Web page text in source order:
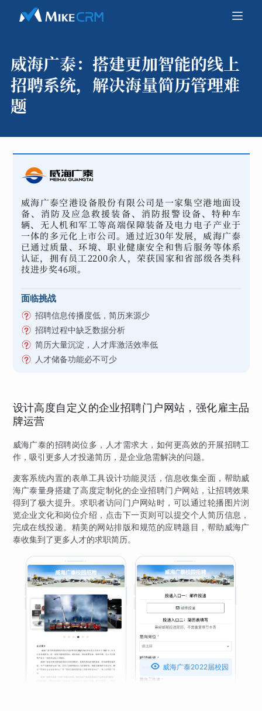
威海广泰： 搭建更加智能的线上
招聘系统，解决海量简历管理难
题
威海广泰空港设备股份有限公司是一家集空港地面设
备、消防及应急救援装备、消防报警设备、特种车
辆、无人机和军工等高端保障装备及电力电子产业于
一体的多元化上市公司。通过近30年发展，威海广泰
已通过质量、环境、职业健康安全和售后服务等体系
认证，拥有员工2200余人，荣获国家和省部级各类科
技进步奖46项。
面临挑战
招聘信息传播度低，简历来源少
招聘过程中缺乏数据分析
简历大量沉淀，人才库激活效率低
人才储备功能必不可少
设计高度自定义的企业招聘门户网站，强化雇主品
牌运营
威海广泰的招聘岗位多，人才需求大，如何更高效的开展招聘工
作，吸引更多人才投递简历，是企业急需解决的问题。
麦客系统内置的表单工具设计功能灵活，信息收集全面，帮助威
海广泰量身搭建了高度定制化的企业招聘门户网站，让招聘效果
得到了极大提升。求职者访问门户网站时，可以通过轮播图片浏
览企业文化和岗位介绍，点击下一页则可以提交个人简历信息，
完成在线投递。精美的网站排版和规范的应聘题目，帮助威海广
泰收集到了更多人才的求职简历。
 威海广泰2022届校园